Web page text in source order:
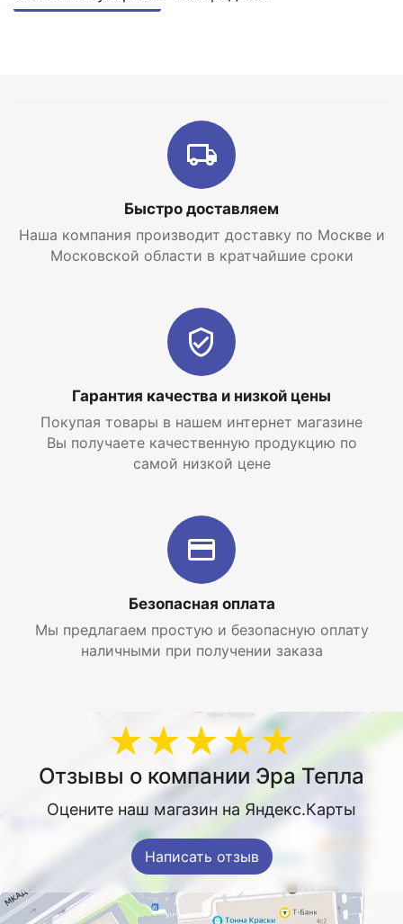
Быстро доставляем
Наша компания производит доставку по Москве и
Московской области в кратчайшие сроки
Гарантия качества и низкой цены
Покупая товары в нашем интернет магазине
Вы получаете качественную продукцию по
самой низкой цене
Безопасная оплата
Мы предлагаем простую и безопасную оплату
наличными при получении заказа
★★★★★
Отзывы о компании Эра Тепла
Оцените наш магазин на Яндекс.Карты
Написать отзыв